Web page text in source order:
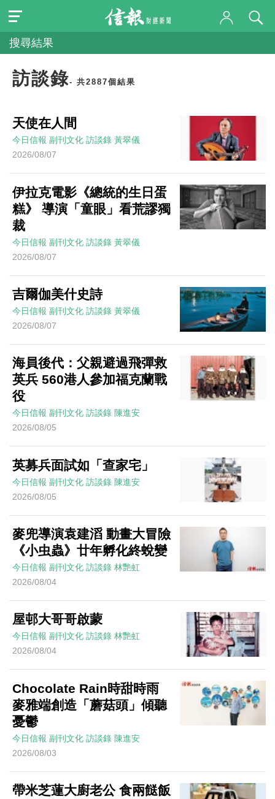
搜尋結果
訪談錄- 共2887個結果
天使在人間
今日信報 副刊文化 訪談錄 黃翠儀
2026/08/07
伊拉克電影《總統的生日蛋
糕》 導演「童眼」看荒謬獨
裁
今日信報 副刊文化 訪談錄 黃翠儀
2026/08/07
吉爾伽美什史詩
今日信報 副刊文化 訪談錄 黃翠儀
2026/08/07
海員後代：父親避過飛彈救
英兵 560港人參加福克蘭戰
役
今日信報 副刊文化 訪談錄 陳進安
2026/08/05
英募兵面試如「查家宅」
今日信報 副刊文化 訪談錄 陳進安
2026/08/05
麥兜導演袁建滔 動畫大冒險
《小虫蟲》廿年孵化終蛻變
今日信報 副刊文化 訪談錄 林艷虹
2026/08/04
屋邨大哥哥啟蒙
今日信報 副刊文化 訪談錄 林艷虹
2026/08/04
Chocolate Rain時甜時雨
麥雅端創造「蘑菇頭」傾聽
憂鬱
今日信報 副刊文化 訪談錄 陳進安
2026/08/03
帶米芝蓮大廚老公 食兩餸飯